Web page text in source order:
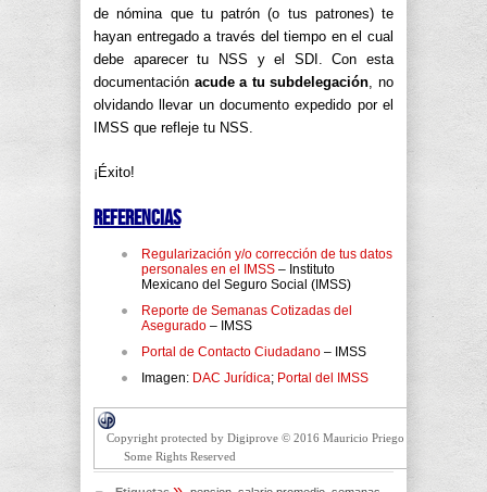
de nómina que tu patrón (o tus patrones) te
hayan entregado a través del tiempo en el cual
debe aparecer tu NSS y el SDI. Con esta
documentación acude a tu subdelegación, no
olvidando llevar un documento expedido por el
IMSS que refleje tu NSS.
¡Éxito!
Referencias
Regularización y/o corrección de tus datos
personales en el IMSS – Instituto
Mexicano del Seguro Social (IMSS)
Reporte de Semanas Cotizadas del
Asegurado – IMSS
Portal de Contacto Ciudadano – IMSS
Imagen: DAC Jurídica; Portal del IMSS
Copyright protected by Digiprove © 2016 Mauricio Priego
Some Rights Reserved